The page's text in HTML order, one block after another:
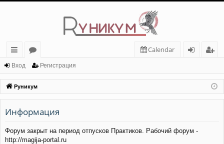
с
ы
лк
и
о
ру
м
ы
Calendar
д
ис
тр
Вход Регистрация
Руникум
Информация
Форум закрыт на период отпусков Практиков. Рабочий форум -
http://magija-portal.ru